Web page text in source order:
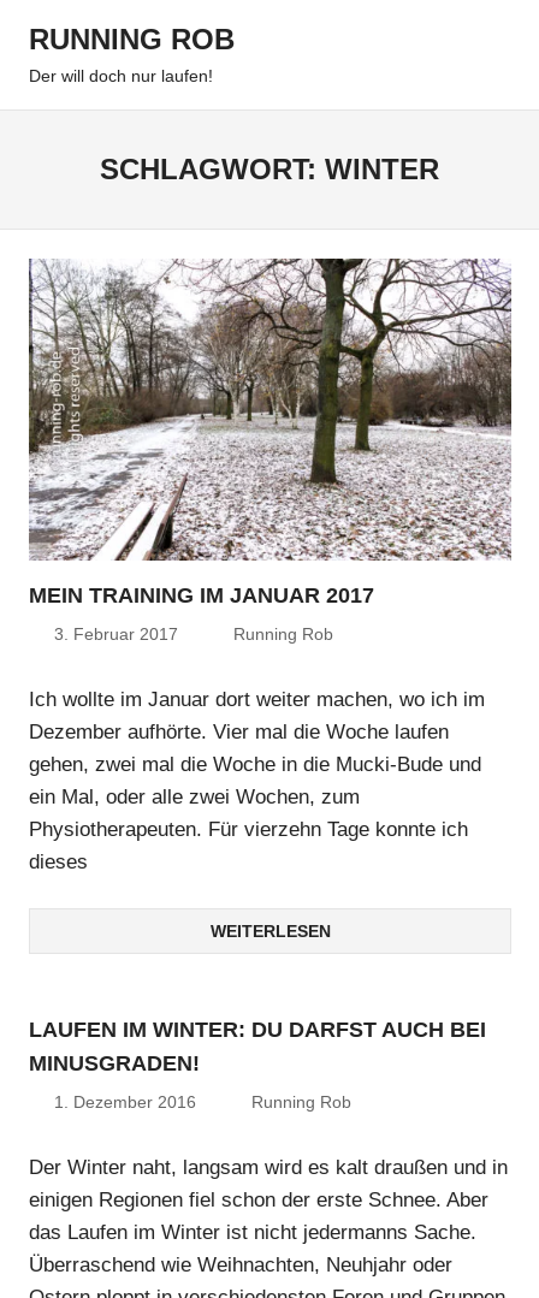
Inhalt
springen
RUNNING ROB
Der will doch nur laufen!
SCHLAGWORT: WINTER
MEIN TRAINING IM JANUAR 2017
3. Februar 2017 Running Rob
Ich wollte im Januar dort weiter machen, wo ich im
Dezember aufhörte. Vier mal die Woche laufen
gehen, zwei mal die Woche in die Mucki-Bude und
ein Mal, oder alle zwei Wochen, zum
Physiotherapeuten. Für vierzehn Tage konnte ich
dieses
WEITERLESEN
LAUFEN IM WINTER: DU DARFST AUCH BEI
MINUSGRADEN!
1. Dezember 2016 Running Rob
Der Winter naht, langsam wird es kalt draußen und in
einigen Regionen fiel schon der erste Schnee. Aber
das Laufen im Winter ist nicht jedermanns Sache.
Überraschend wie Weihnachten, Neuhjahr oder